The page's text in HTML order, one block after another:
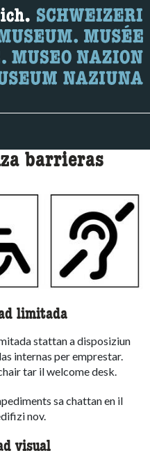
barrieras
limitada
stattan a disposiziun
internas per emprestar.
tar il welcome desk.
sa chattan en il
nov.
visual